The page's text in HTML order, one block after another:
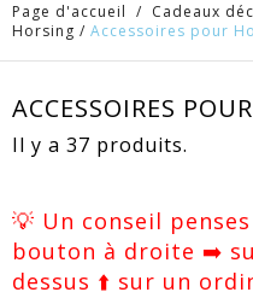
Page d'accueil / Cadeaux
Horsing / Accessoires pour
ACCESSOIRES
Il y a 37 produits.
💡 Un conseil
bouton à droite ➡️
dessus ⬆️ sur un